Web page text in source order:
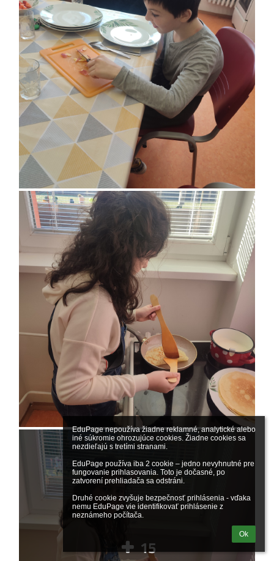
EduPage nepoužíva žiadne reklamné, analytické alebo
iné súkromie ohrozujúce cookies. Žiadne cookies sa
nezdieľajú s tretími stranami.
EduPage používa iba 2 cookie – jedno nevyhnutné pre
fungovanie prihlasovania. Toto je dočasné, po
zatvorení prehliadača sa odstráni.
Druhé cookie zvyšuje bezpečnosť prihlásenia - vďaka
nemu EduPage vie identifikovať prihlásenie z
neznámeho počítača.
Ok
15